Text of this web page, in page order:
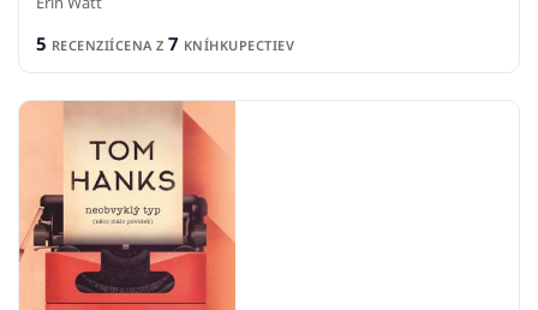
5 RECENZIÍCENA Z 7 KNÍHKUPECTIEV